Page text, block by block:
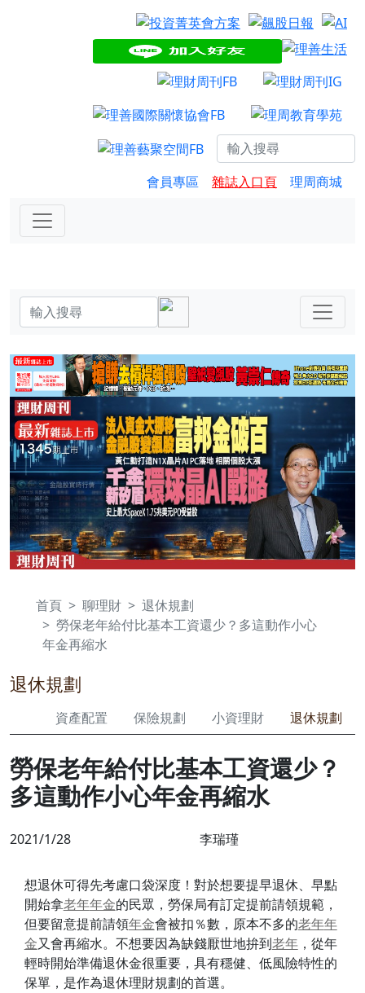
會員專區 雜誌入口頁 理周商城
首頁 聊理財
退休規劃
勞保老年給付比基本工資還少？多這動作小心
年金再縮水
退休規劃
資產配置 保險規劃 小資理財 退休規劃
勞保老年給付比基本工資還少？
多這動作小心年金再縮水
2021/1/28 李瑞瑾
想退休可得先考慮口袋深度！對於想要提早退休、早點
開始拿老年年金的民眾，勞保局有訂定提前請領規範，
但要留意提前請領年金會被扣％數，原本不多的老年年
金又會再縮水。不想要因為缺錢厭世地拚到老年，從年
輕時開始準備退休金很重要，具有穩健、低風險特性的
保單，是作為退休理財規劃的首選。